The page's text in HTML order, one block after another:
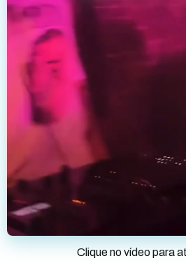
Clique no vídeo para